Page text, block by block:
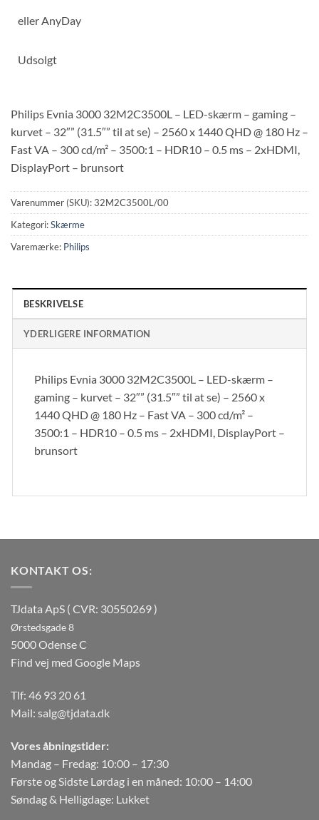
ellerAnyDay
Udsolgt
Philips Evnia 3000 32M2C3500L – LED-skærm – gaming –
kurvet – 32″” (31.5″” til at se) – 2560 x 1440 QHD @ 180 Hz –
Fast VA – 300 cd/m² – 3500:1 – HDR10 – 0.5 ms – 2xHDMI,
DisplayPort – brunsort
Varenummer (SKU):32M2C3500L/00
Kategori:Skærme
Varemærke: Philips
BESKRIVELSE
YDERLIGERE INFORMATION
Philips Evnia 3000 32M2C3500L – LED-skærm –
gaming – kurvet – 32″” (31.5″” til at se) – 2560 x
1440 QHD @ 180 Hz – Fast VA – 300 cd/m² –
3500:1 – HDR10 – 0.5 ms – 2xHDMI, DisplayPort –
brunsort
KONTAKT OS:
TJdata ApS ( CVR: 30550269 )
Ørstedsgade 8
5000 Odense C
Find vej med Google Maps
Tlf: 46 93 20 61
Mail: salg@tjdata.dk
Vores åbningstider:
Mandag – Fredag: 10:00 – 17:30
Første og Sidste Lørdag i en måned: 10:00 – 14:00
Søndag & Helligdage: Lukket